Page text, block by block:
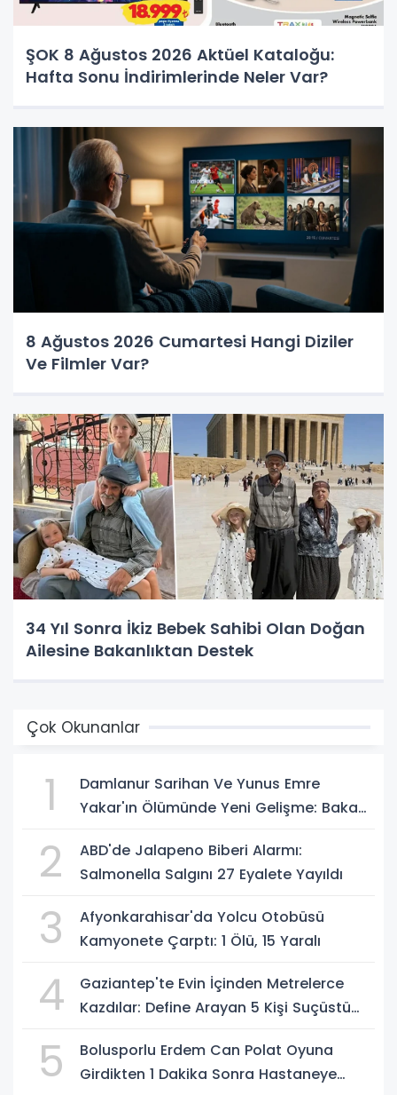
ŞOK 8 Ağustos 2026 Aktüel Kataloğu:
Hafta Sonu İndirimlerinde Neler Var?
8 Ağustos 2026 Cumartesi Hangi Diziler
Ve Filmler Var?
34 Yıl Sonra İkiz Bebek Sahibi Olan Doğan
Ailesine Bakanlıktan Destek
Çok Okunanlar
1
Damlanur Sarihan Ve Yunus Emre
Yakar'ın Ölümünde Yeni Gelişme: Bakan
2
ABD'de Jalapeno Biberi Alarmı:
Salmonella Salgını 27 Eyalete Yayıldı
3
Afyonkarahisar'da Yolcu Otobüsü
Kamyonete Çarptı: 1 Ölü, 15 Yaralı
4
Gaziantep'te Evin İçinden Metrelerce
Kazdılar: Define Arayan 5 Kişi Suçüstü
5
Bolusporlu Erdem Can Polat Oyuna
Girdikten 1 Dakika Sonra Hastaneye